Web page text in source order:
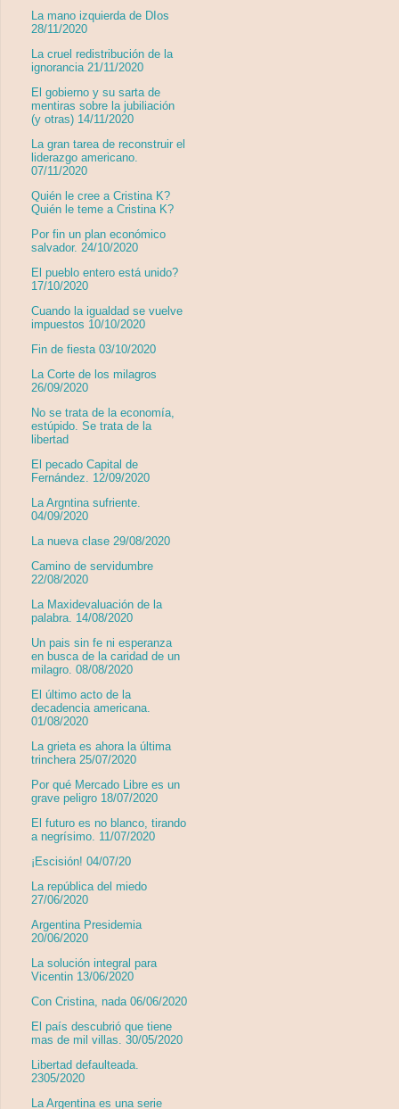
La mano izquierda de DIos
28/11/2020
La cruel redistribución de la
ignorancia 21/11/2020
El gobierno y su sarta de
mentiras sobre la jubiliación
(y otras) 14/11/2020
La gran tarea de reconstruir el
liderazgo americano.
07/11/2020
Quién le cree a Cristina K?
Quién le teme a Cristina K?
Por fin un plan económico
salvador. 24/10/2020
El pueblo entero está unido?
17/10/2020
Cuando la igualdad se vuelve
impuestos 10/10/2020
Fin de fiesta 03/10/2020
La Corte de los milagros
26/09/2020
No se trata de la economía,
estúpido. Se trata de la
libertad
El pecado Capital de
Fernández. 12/09/2020
La Argntina sufriente.
04/09/2020
La nueva clase 29/08/2020
Camino de servidumbre
22/08/2020
La Maxidevaluación de la
palabra. 14/08/2020
Un pais sin fe ni esperanza
en busca de la caridad de un
milagro. 08/08/2020
El último acto de la
decadencia americana.
01/08/2020
La grieta es ahora la última
trinchera 25/07/2020
Por qué Mercado Libre es un
grave peligro 18/07/2020
El futuro es no blanco, tirando
a negrísimo. 11/07/2020
¡Escisión! 04/07/20
La república del miedo
27/06/2020
Argentina Presidemia
20/06/2020
La solución integral para
Vicentin 13/06/2020
Con Cristina, nada 06/06/2020
El país descubrió que tiene
mas de mil villas. 30/05/2020
Libertad defaulteada.
2305/2020
La Argentina es una serie